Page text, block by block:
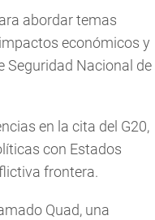
abordar temas
económicos y
Seguridad Nacional de
en la cita del G20,
con Estados
frontera.
Quad, una